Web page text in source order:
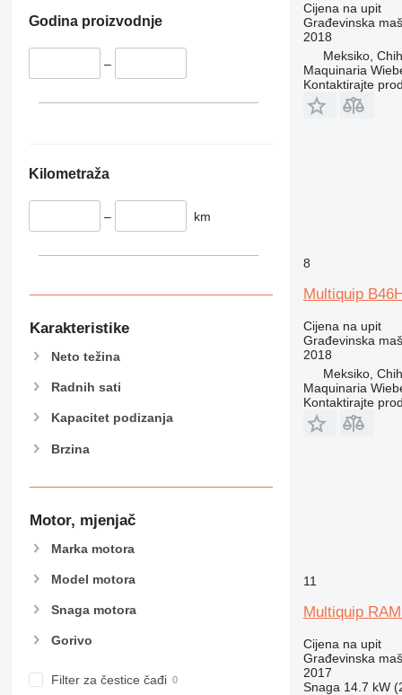
329
330
365
416
426
432
434
589
907
914
918
926
S-Series
TM
Godina proizvodnje
–
Kilometraža
– km
Karakteristike
Neto težina
Radnih sati
Kapacitet podizanja
Brzina
Motor, mjenjač
Marka motora
Model motora
Snaga motora
Gorivo
Filter za čestice čađi
Cijena na upit
Građevinska
2018
Meksiko,
Maquinaria
Kontaktirajte
8
Multiquip
Cijena na upit
Građevinska
2018
Meksiko,
Maquinaria
Kontaktirajte
11
Multiquip
Cijena na upit
Građevinska
2017
Snaga 14.7 kW